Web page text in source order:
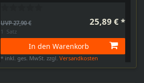
UVP 27,90 € 25,89 € *
1 Satz
In den Warenkorb
* inkl. ges. MwSt. zzgl.Versandkosten